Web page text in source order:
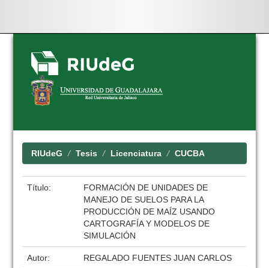
Skip
navigation
RIUdeG Tesis Licenciatura CUCBA
Título:
FORMACIÓN DE UNIDADES DE
MANEJO DE SUELOS PARA LA
PRODUCCIÓN DE MAÍZ USANDO
CARTOGRAFÍA Y MODELOS DE
SIMULACIÓN
Autor: REGALADO FUENTES JUAN CARLOS